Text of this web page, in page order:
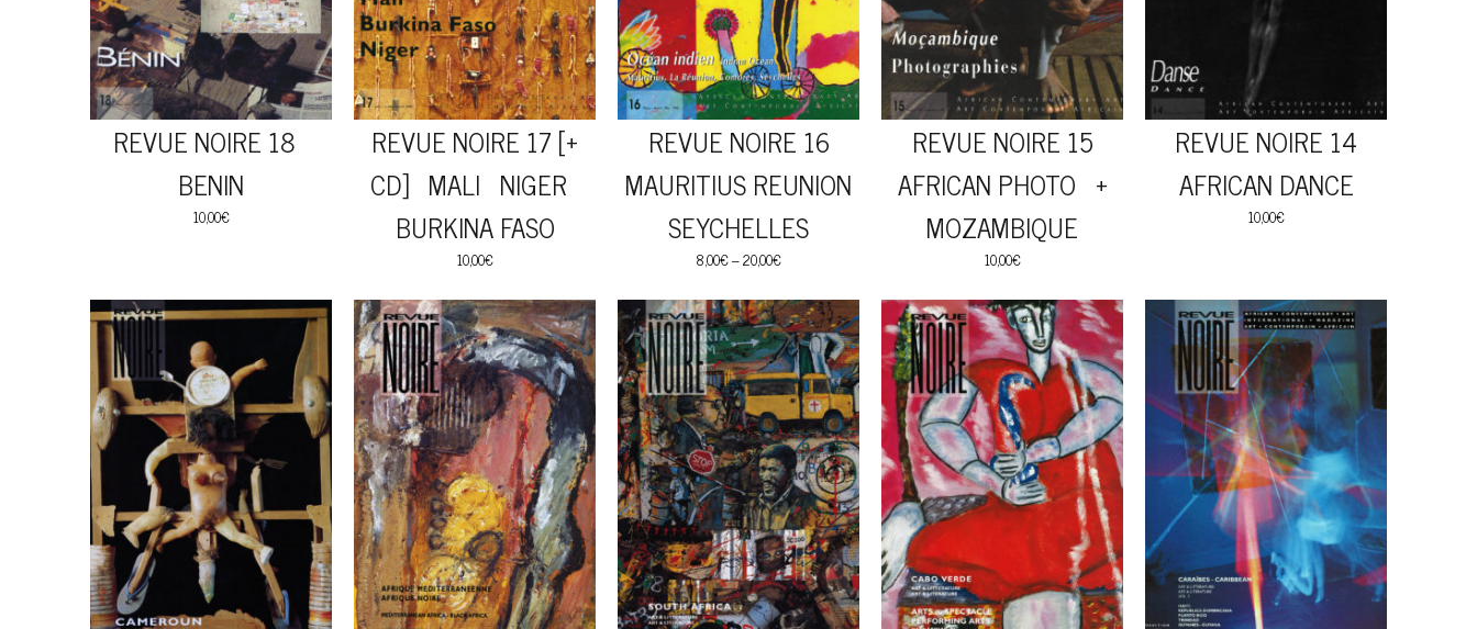
REVUE NOIRE 18
BENIN
10,00€
REVUE NOIRE 17 [+
CD] MALI NIGER
BURKINA FASO
10,00€
REVUE NOIRE 16
MAURITIUS REUNION
SEYCHELLES
8,00€–20,00€
REVUE NOIRE 15
AFRICAN PHOTO +
MOZAMBIQUE
10,00€
REVUE NOIRE 14
AFRICAN DANCE
10,00€